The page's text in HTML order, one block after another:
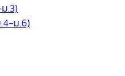
.3)
ม.6)